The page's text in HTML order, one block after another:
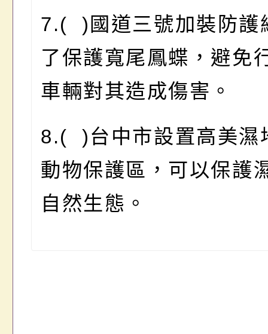
7.( )國道三號加裝防護
了保護寬尾鳳蝶，避免
車輛對其造成傷害。
8.( )台中市設置高美濕
動物保護區，可以保護
自然生態。